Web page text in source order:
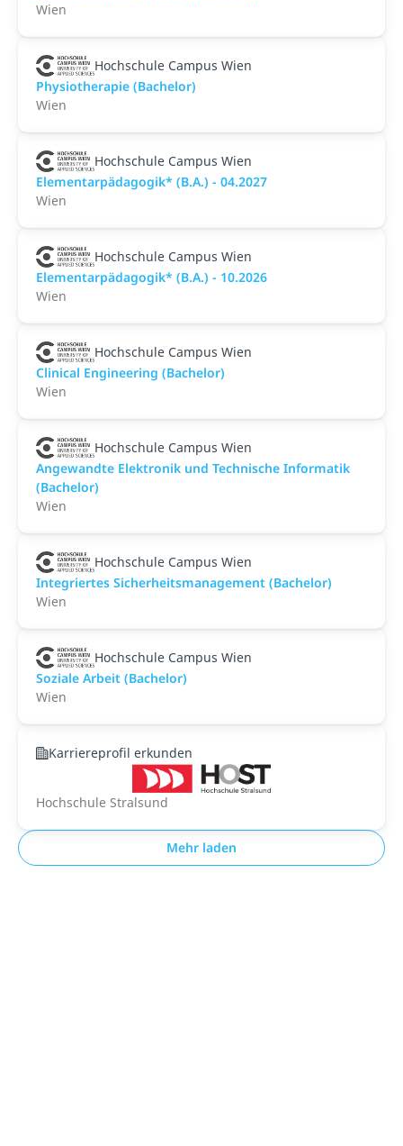
Wien
Hochschule Campus Wien
Physiotherapie (Bachelor)
Wien
Hochschule Campus Wien
Elementarpädagogik* (B.A.) - 04.2027
Wien
Hochschule Campus Wien
Elementarpädagogik* (B.A.) - 10.2026
Wien
Hochschule Campus Wien
Clinical Engineering (Bachelor)
Wien
Hochschule Campus Wien
Angewandte Elektronik und Technische Informatik
(Bachelor)
Wien
Hochschule Campus Wien
Integriertes Sicherheitsmanagement (Bachelor)
Wien
Hochschule Campus Wien
Soziale Arbeit (Bachelor)
Wien
Karriereprofil erkunden
Hochschule Stralsund
Mehr laden